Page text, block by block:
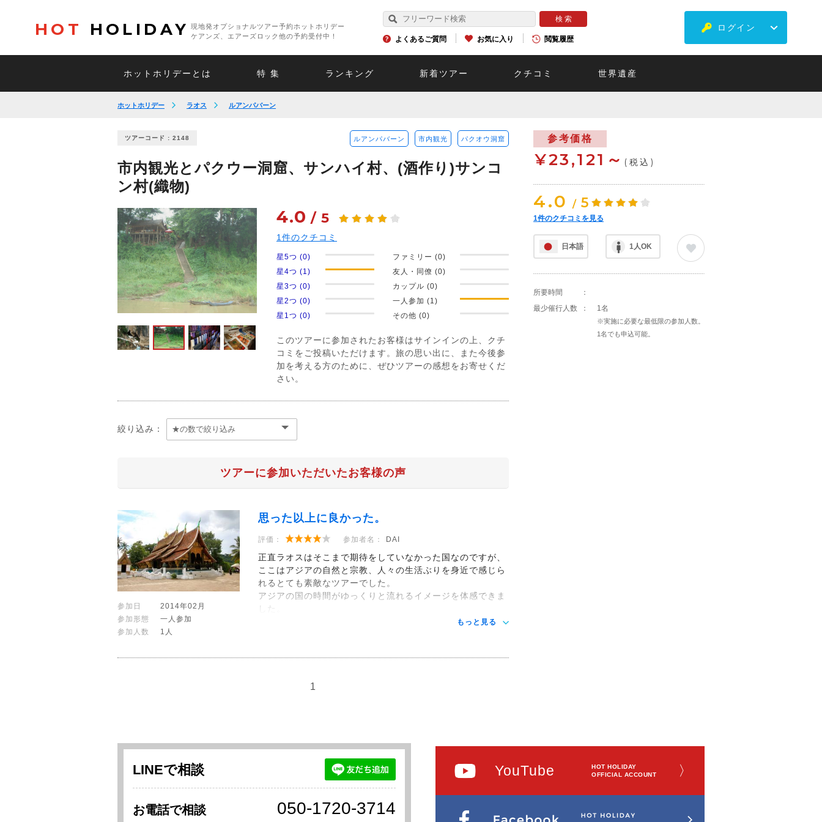
HOT HOLIDAY
現地発オプショナルツアー予約ホットホリデー
ケアンズ、エアーズロック他の予約受付中！
よくあるご質問 お気に入り 閲覧履歴
ログイン
ホットホリデーとは 特 集 ランキング 新着ツアー クチコミ 世界遺産
ホットホリデー ラオス ルアンパバーン
ツアーコード : 2148 ルアンパバーン 市内観光 パクオウ洞窟
市内観光とパクウー洞窟、サンハイ村、(酒作り)サンコ
ン村(織物)
4.0 / 5
1件のクチコミ
星5つ (0)
星4つ (1)
星3つ (0)
星2つ (0)
星1つ (0)
ファミリー (0)
友人・同僚 (0)
カップル (0)
一人参加 (1)
その他 (0)
このツアーに参加されたお客様はサインインの上、クチ
コミをご投稿いただけます。旅の思い出に、また今後参
加を考える方のために、ぜひツアーの感想をお寄せくだ
さい。
絞り込み：
ツアーに参加いただいたお客様の声
思った以上に良かった。
評価： 参加者名： DAI
正直ラオスはそこまで期待をしていなかった国なのですが、
ここはアジアの自然と宗教、人々の生活ぶりを身近で感じら
れるとても素敵なツアーでした。
アジアの国の時間がゆっくりと流れるイメージを体感できま
した。
もっと見る
参加日
2014年02月
参加形態
一人参加
参加人数
1人
1
参考価格
¥23,121～ (税込)
4.0 / 5
1件のクチコミを見る
日本語 1人OK
所要時間
：
最少催行人数
： 1名
※実施に必要な最低限の参加人数。
1名でも申込可能。
LINEで相談
お電話で相談 050-1720-3714
YouTube
HOT HOLIDAY
OFFICIAL ACCOUNT
〉